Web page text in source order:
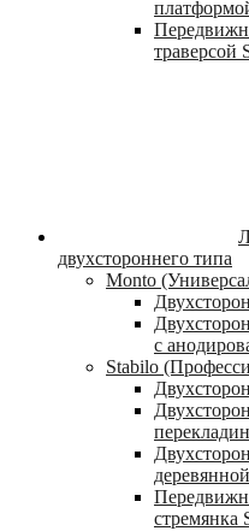
траверсой
двухстороннего типа
Monto
с
Stabilo
стремянка